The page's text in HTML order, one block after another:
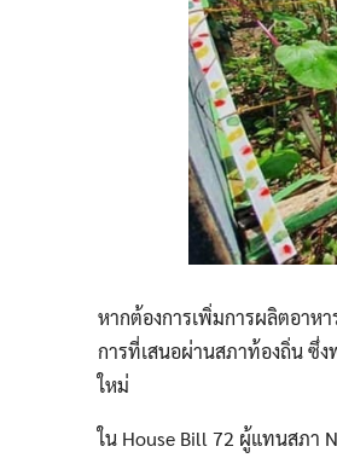
หากต้องการเพิ่มการผลิตอาห
การที่เสนอผ่านสภาท้องถิ่น ซึ่ง
ใหม่
ใน House Bill 72 ผู้แทนสภา